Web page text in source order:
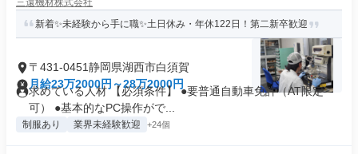
三遠機材株式会社
新着✨未経験から手に職✨土日休み・年休122日！第二新卒歓迎
〒431-0451静岡県湖西市白須賀
月給23万2000円～28万2000円
求めている人材 【必須条件】 ●要普通自動車免許（AT限定
可） ●基本的なPC操作がで...
制服あり 業界未経験歓迎 +24個